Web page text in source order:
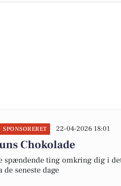
SPONSORERET 22-04-2026 18:01
Chokolade
spændende ting omkring dig i
seneste dage